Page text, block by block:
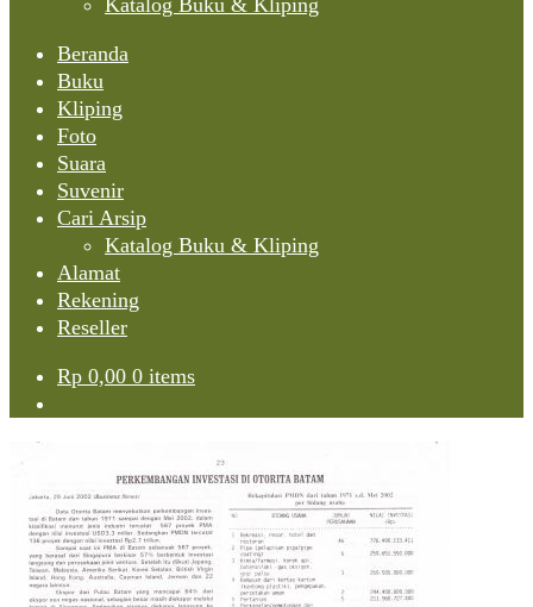
Katalog Buku & Kliping
Beranda
Buku
Kliping
Foto
Suara
Suvenir
Cari Arsip
Katalog Buku & Kliping
Alamat
Rekening
Reseller
Rp 0,00 0 items